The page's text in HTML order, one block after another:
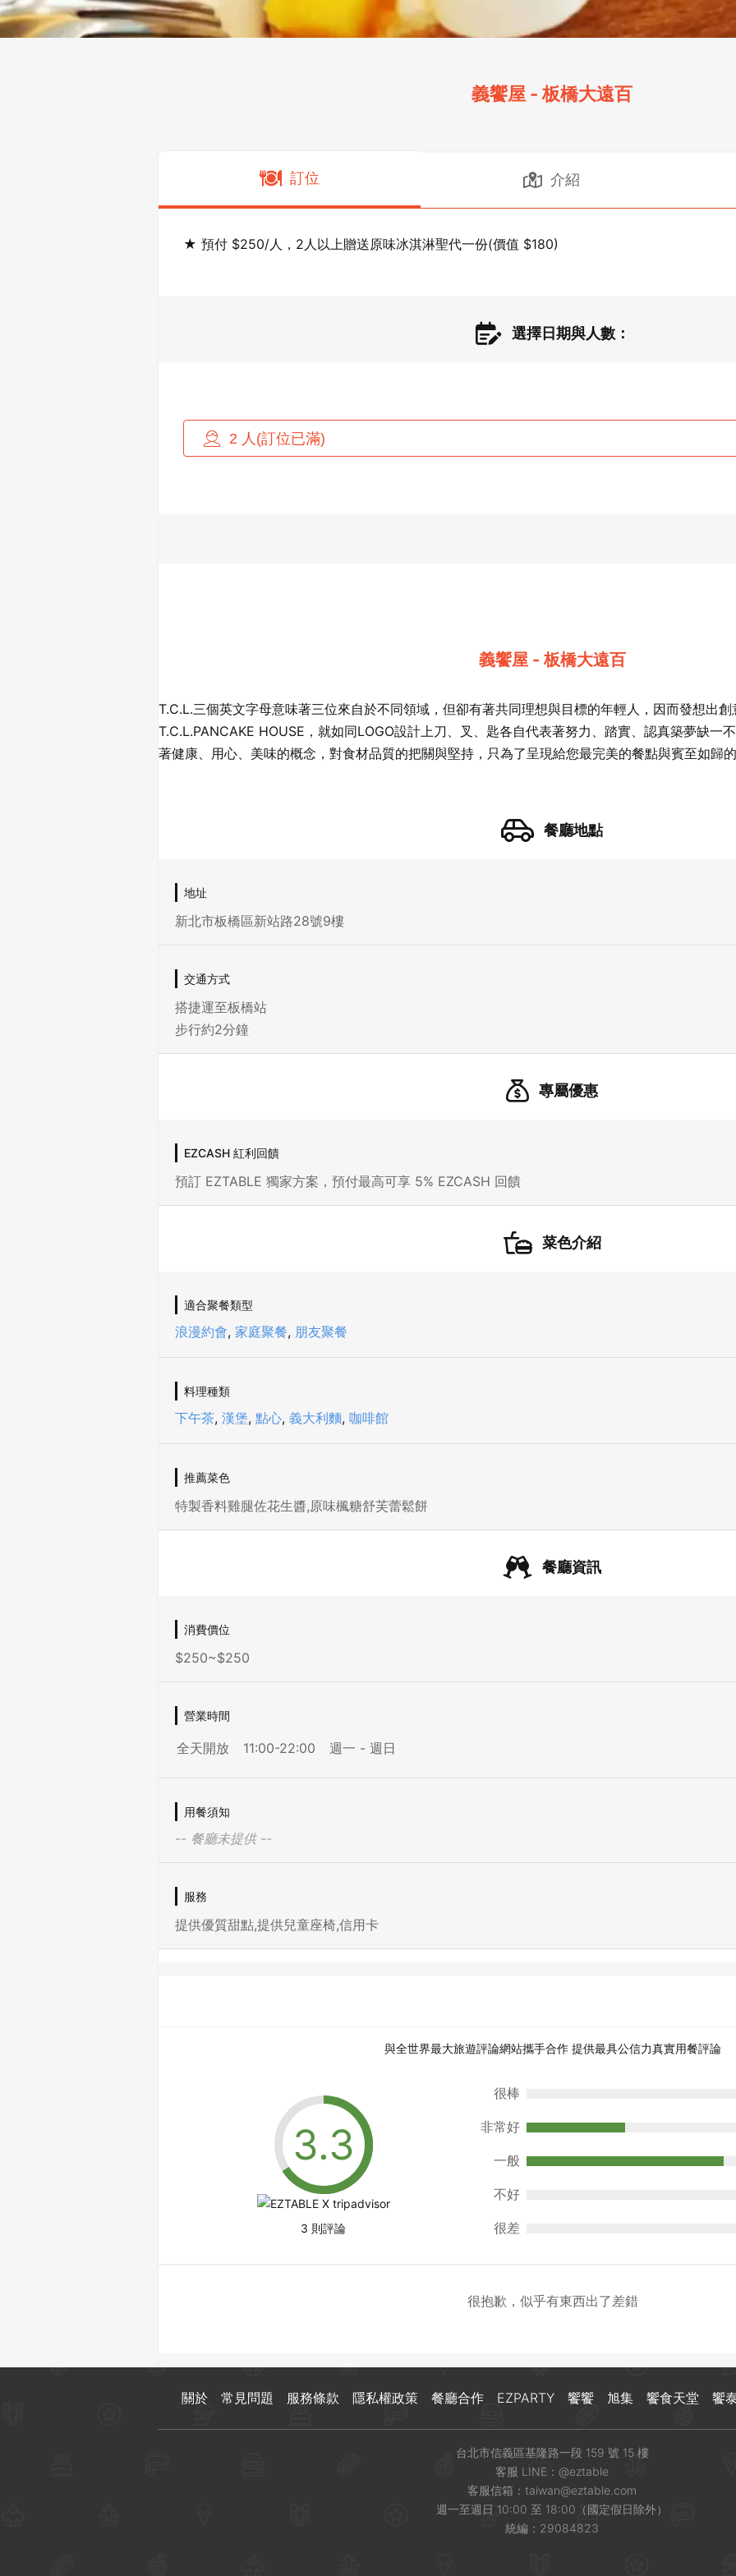
義饗屋 - 板橋大遠百
訂位 介紹
★ 預付 $250/人，2人以上贈送原味冰淇淋聖代一份(價值 $180)
選擇日期與人數：
義饗屋 - 板橋大遠百
T.C.L.三個英文字母意味著三位來自於不同領域，但卻有著共同理想與目標的年輕人，因而發想出
T.C.L.PANCAKE HOUSE，就如同LOGO設計上刀、叉、匙各自代表著努力、踏實、認真築夢缺一
著健康、用心、美味的概念，對食材品質的把關與堅持，只為了呈現給您最完美的餐點與賓至如歸
餐廳地點
地址
新北市板橋區新站路28號9樓
交通方式
搭捷運至板橋站
步行約2分鐘
專屬優惠
EZCASH 紅利回饋
預訂 EZTABLE 獨家方案，預付最高可享 5% EZCASH 回饋
菜色介紹
適合聚餐類型
浪漫約會, 家庭聚餐, 朋友聚餐
料理種類
下午茶, 漢堡, 點心, 義大利麵, 咖啡館
推薦菜色
特製香料雞腿佐花生醬,原味楓糖舒芙蕾鬆餅
餐廳資訊
消費價位
$250~$250
營業時間
全天開放 11:00-22:00 週一 - 週日
用餐須知
-- 餐廳未提供 --
服務
提供優質甜點,提供兒童座椅,信用卡
與全世界最大旅遊評論網站攜手合作 提供最具公信力真實用餐評論
3 則評論
很棒
非常好
一般
不好
很差
很抱歉，似乎有東西出了差錯
登出
先不要
關於 常見問題 服務條款 隱私權政策 餐廳合作 EZPARTY 饗饗 旭集 饗食天堂 饗
台北市信義區基隆路一段 159 號 15 樓
客服 LINE： @eztable
客服信箱： taiwan@eztable.com
週一至週日 10:00 至 18:00（國定假日除外）
統編：29084823